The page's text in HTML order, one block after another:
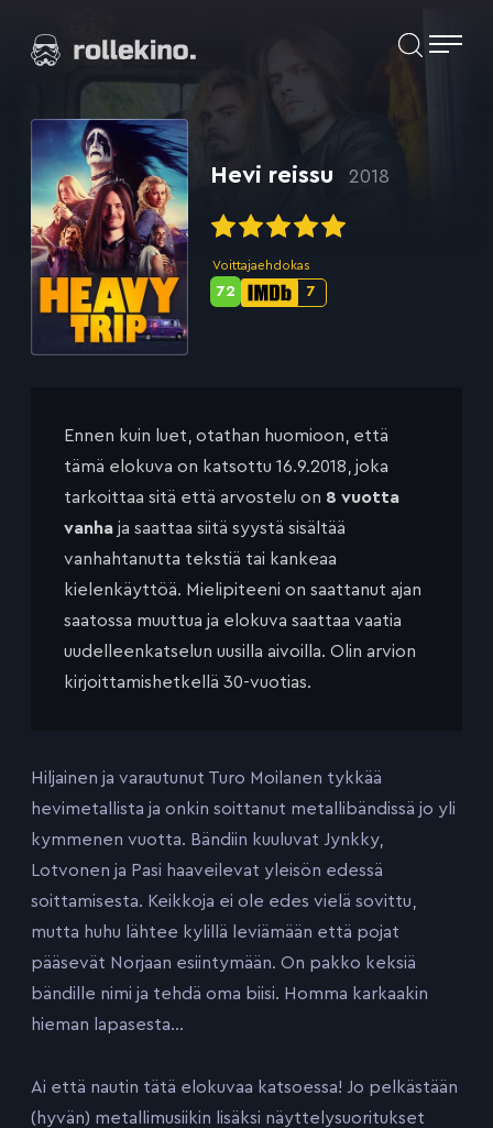
suoraan
Elokuvat ja elokuva-arviot | Rollekino.fi
jälkeen.
Hevi reissu 2018
Voittajaehdokas
IMDb-
7
Metascore-
72
Ennen kuin luet, otathan huomioon, että
tämä elokuva on katsottu 16.9.2018, joka
tarkoittaa sitä että arvostelu on 8 vuotta
vanha ja saattaa siitä syystä sisältää
vanhahtanutta tekstiä tai kankeaa
kielenkäyttöä. Mielipiteeni on saattanut ajan
saatossa muuttua ja elokuva saattaa vaatia
uudelleenkatselun uusilla aivoilla. Olin arvion
kirjoittamishetkellä 30-vuotias.
Hiljainen ja varautunut Turo Moilanen tykkää
hevimetallista ja onkin soittanut metallibändissä jo yli
kymmenen vuotta. Bändiin kuuluvat Jynkky,
Lotvonen ja Pasi haaveilevat yleisön edessä
soittamisesta. Keikkoja ei ole edes vielä sovittu,
mutta huhu lähtee kylillä leviämään että pojat
pääsevät Norjaan esiintymään. On pakko keksiä
bändille nimi ja tehdä oma biisi. Homma karkaakin
hieman lapasesta…
Ai että nautin tätä elokuvaa katsoessa! Jo pelkästään
(hyvän) metallimusiikin lisäksi näyttelysuoritukset